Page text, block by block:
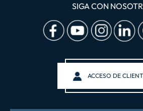
SIGA CON
ACCESO DE